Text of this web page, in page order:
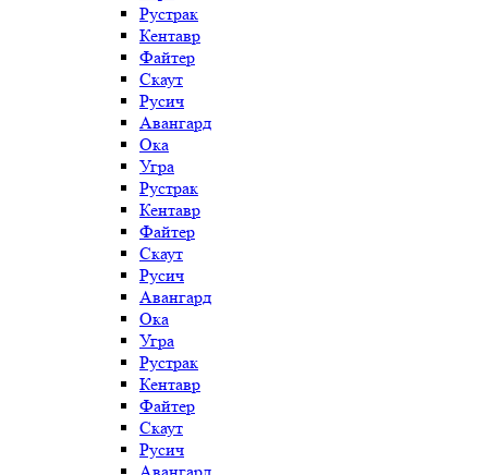
Рустрак
Кентавр
Файтер
Скаут
Русич
Авангард
Ока
Угра
Рустрак
Кентавр
Файтер
Скаут
Русич
Авангард
Ока
Угра
Рустрак
Кентавр
Файтер
Скаут
Русич